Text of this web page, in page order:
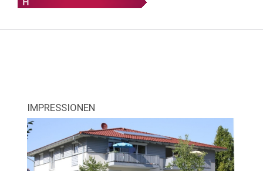
H
IMPRESSIONEN